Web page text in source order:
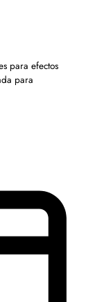
para efectos
para